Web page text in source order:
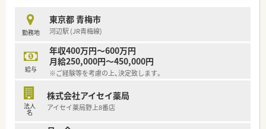
富であり、大手企業ならではの充実した福利厚生を享受できる求
人です。
【勤務実態について】
■独自の長期休暇制度により年間で最大20日間の連休取得が可
能となっており、ワークライフバランスを重視する方に最適な職
場です。
上と非常に高く、ライフステージが変わっても継続して働けま
す。
勤務地
東京都 青梅市
河辺駅 (JR青梅線)
給与
年収400万円～600万円
月給250,000円～450,000円
※ご経験等を考慮の上、決定致します。
法人
名
株式会社アイセイ薬局
アイセイ薬局野上8番店